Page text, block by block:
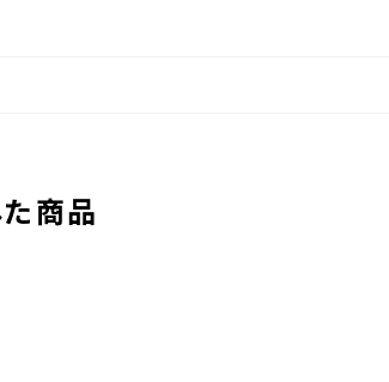
商品